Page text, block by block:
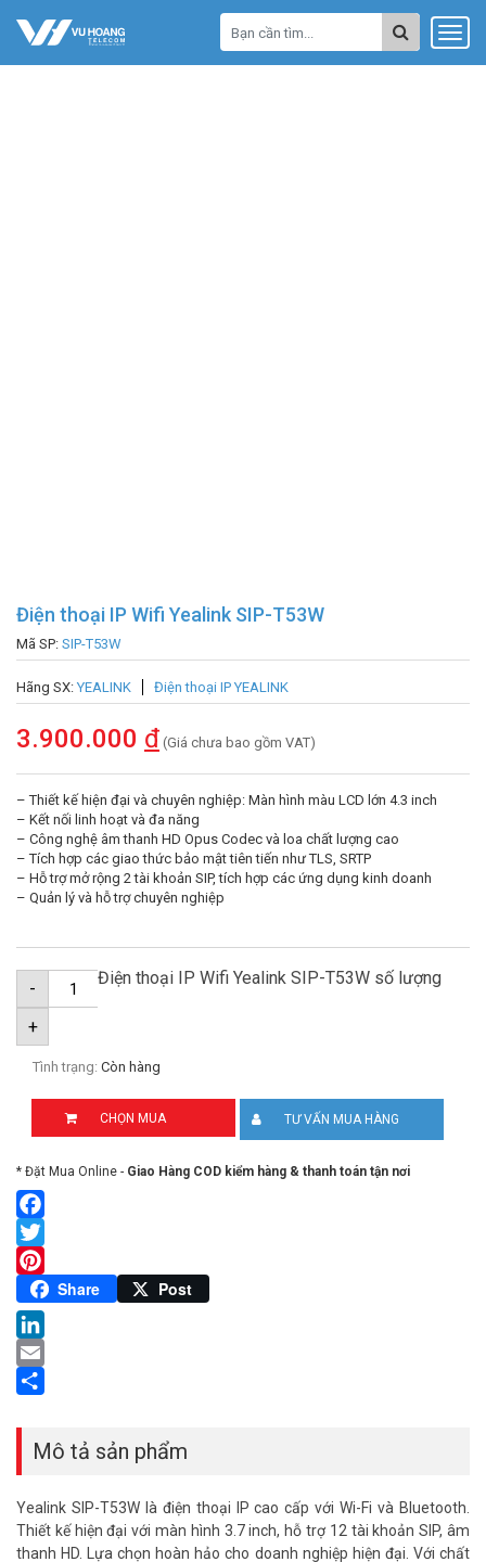
Điện thoại IP Wifi Yealink SIP-T53W
Mã SP: SIP-T53W
Hãng SX: YEALINK Điện thoại IP YEALINK
3.900.000 đ (Giá chưa bao gồm VAT)
– Thiết kế hiện đại và chuyên nghiệp: Màn hình màu LCD lớn 4.3 inch
– Kết nối linh hoạt và đa năng
– Công nghệ âm thanh HD Opus Codec và loa chất lượng cao
– Tích hợp các giao thức bảo mật tiên tiến như TLS, SRTP
– Hỗ trợ mở rộng 2 tài khoản SIP, tích hợp các ứng dụng kinh doanh
– Quản lý và hỗ trợ chuyên nghiệp
- Điện thoại IP Wifi Yealink SIP-T53W số lượng
+
Tình trạng: Còn hàng
CHỌN MUA TƯ VẤN MUA HÀNG
* Đặt Mua Online - Giao Hàng COD kiểm hàng & thanh toán tận nơi
Facebook
Twitter
Pinterest
Share Post
LinkedIn
Email
Mô tả sản phẩm
Yealink SIP-T53W là điện thoại IP cao cấp với Wi-Fi và Bluetooth.
Thiết kế hiện đại với màn hình 3.7 inch, hỗ trợ 12 tài khoản SIP, âm
thanh HD. Lựa chọn hoàn hảo cho doanh nghiệp hiện đại. Với chất